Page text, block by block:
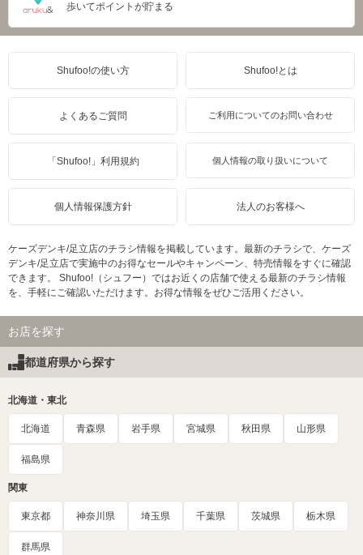
歩いてポイントが貯まる
Shufoo!の使い方 Shufoo!とは
よくあるご質問 ご利用についてのお問い合わせ
「Shufoo!」利用規約 個人情報の取り扱いについて
個人情報保護方針 法人のお客様へ
ケーズデンキ/足立店のチラシ情報を掲載しています。最新のチラシで、ケーズ
デンキ/足立店で実施中のお得なセールやキャンペーン、特売情報をすぐに確認
できます。 Shufoo!（シュフー）ではお近くの店舗で使える最新のチラシ情報
を、手軽にご確認いただけます。お得な情報をぜひご活用ください。
お店を探す
都道府県から探す
北海道・東北
北海道 青森県 岩手県 宮城県 秋田県 山形県
福島県
関東
東京都 神奈川県 埼玉県 千葉県 茨城県 栃木県
群馬県